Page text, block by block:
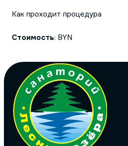
Как проходит процедура
Стоимость: BYN